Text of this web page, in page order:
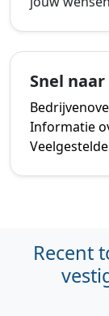
Snel naar
Informatie
Recent